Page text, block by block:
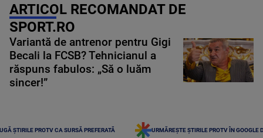
ARTICOL RECOMANDAT DE
SPORT.RO
Variantă de antrenor pentru Gigi
Becali la FCSB? Tehnicianul a
răspuns fabulos: „Să o luăm
sincer!”
ȘTIRILE PROTV CA SURSĂ PREFERATĂ URMĂREȘTE ȘTIRILE PROTV ÎN GOOGLE